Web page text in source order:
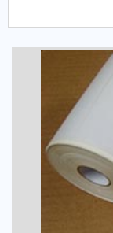
experiência no
adesiva, na
INTERESSANTES...